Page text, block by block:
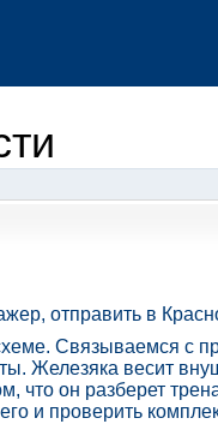
отправить в
Связываемся с
Железяка весит
что он разберет
и проверить